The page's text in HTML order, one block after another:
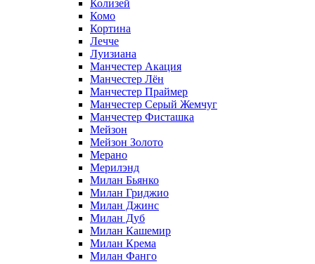
Колизей
Комо
Кортина
Лечче
Луизиана
Манчестер Акация
Манчестер Лён
Манчестер Праймер
Манчестер Серый Жемчуг
Манчестер Фисташка
Мейзон
Мейзон Золото
Мерано
Мерилэнд
Милан Бьянко
Милан Гриджио
Милан Джинс
Милан Дуб
Милан Кашемир
Милан Крема
Милан Фанго